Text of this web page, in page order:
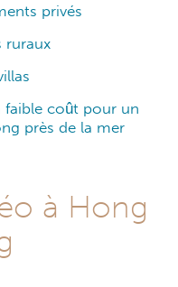
privés
ruraux
faible coût pour un
près de la mer
à Hong